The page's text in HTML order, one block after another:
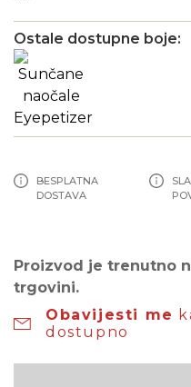
Ostale dostupne boje:
BESPLATNA
DOSTAVA
Proizvod je trenutno
trgovini.
Obavijesti me
dostupno